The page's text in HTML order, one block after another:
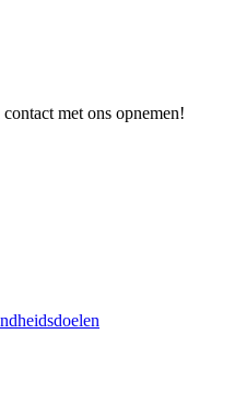
met ons opnemen!